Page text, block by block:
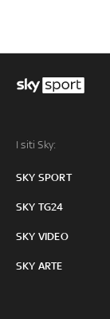
I siti Sky:
SKY SPORT
SKY TG24
SKY VIDEO
SKY ARTE